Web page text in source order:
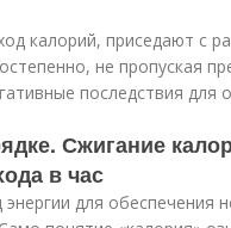
калорий, приседают с
не пропуская
последствия для
Сжигание
в час
для обеспечения